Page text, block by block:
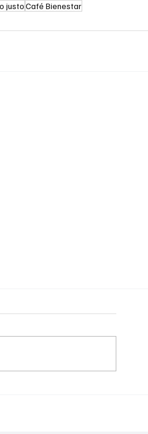
justoCafé Bienestar